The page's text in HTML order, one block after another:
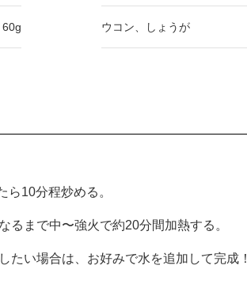
60g ウコン、しょうが
10分程炒める。
るまで中〜強火で約20分間加熱する。
たい場合は、お好みで水を追加して完成！